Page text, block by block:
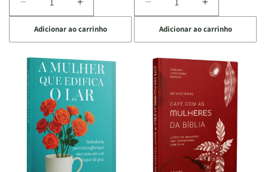
Diminuir
a
quantidade
de
Eu,
minhas
feridas
e
Deus:
o
processo
de
cura
Aumentar
a
quantidade
de
Eu,
minhas
feridas
e
Deus:
o
processo
de
cura
Adicionar ao carrinho
Diminuir
a
quantidade
de
Jogo
Bíblico
de
Cartas
Quem
Sou
Eu
Aumentar
a
quantidade
de
Jogo
Bíblico
Cartas
|
Quem
Sou
Eu
-
Adicionar ao carrinho